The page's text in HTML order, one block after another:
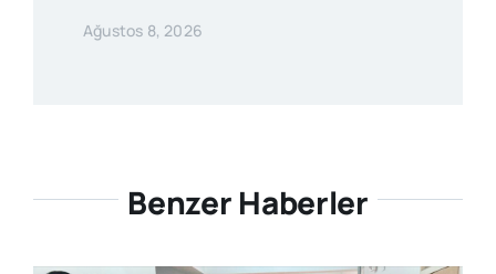
Ağustos 8, 2026
Benzer Haberler